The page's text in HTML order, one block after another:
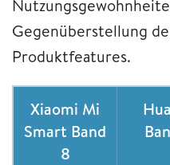
Gegenüberstellung
Produktfeatures.
Xiaomi Mi
Smart Band
8